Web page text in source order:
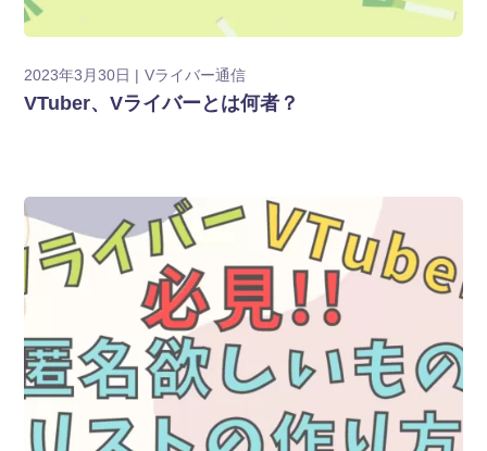
2023年3月30日 Vライバー通信
VTuber、Vライバーとは何者？